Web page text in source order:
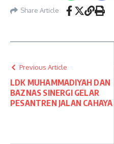
Share Article
Previous Article
LDK MUHAMMADIYAH DAN
BAZNAS SINERGI GELAR
PESANTREN JALAN CAHAYA